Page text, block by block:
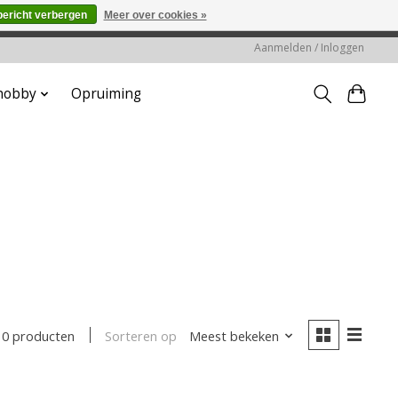
Aanmelden / Inloggen
Opruiming
0 producten Sorteren op Meest bekeken
verbergen Meer over cookies »
gehonoreerd of verwerkt.